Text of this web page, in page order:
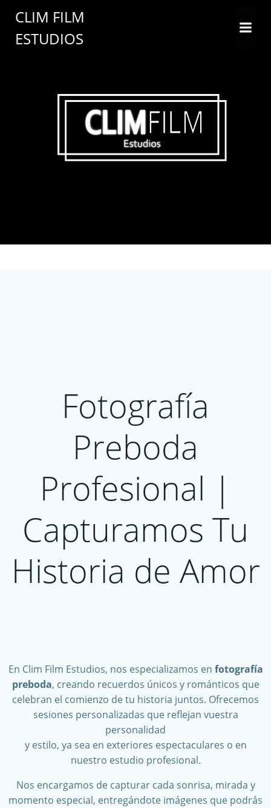
CLIM FILM
ESTUDIOS
Fotografía
Preboda
Profesional |
Capturamos Tu
Historia de Amor
En Clim Film Estudios, nos especializamos en fotografía
preboda, creando recuerdos únicos y románticos que
celebran el comienzo de tu historia juntos. Ofrecemos
sesiones personalizadas que reflejan vuestra
personalidad
y estilo, ya sea en exteriores espectaculares o en
nuestro estudio profesional.
Nos encargamos de capturar cada sonrisa, mirada y
momento especial, entregándote imágenes que podrás